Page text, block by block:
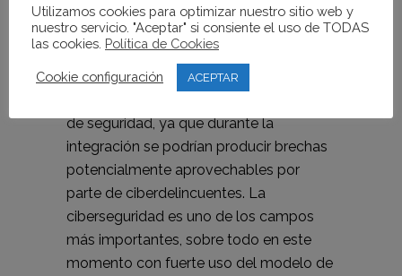
determinado.
Como parte del proceso de fusión y
posterior integración, no se debe
de seguridad, ya que durante la
integración se podrían producir brechas
potencialmente aprovechables por
parte de ciberdelincuentes. La
ciberseguridad es uno de los campos
más importantes, sobre todo en este
momento con fuerte uso del modelo de
Utilizamos cookies para optimizar nuestro sitio web y
nuestro servicio. "Aceptar" si consiente el uso de TODAS
las cookies. Política de Cookies
Cookie configuración ACEPTAR